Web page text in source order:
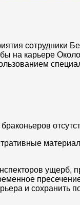
сотрудники
на карьере
браконьеров
ущерб,
и сохранить